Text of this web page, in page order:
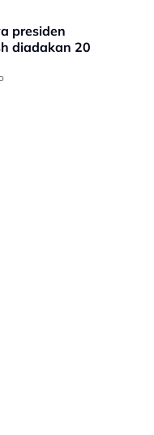
presiden
diadakan 20